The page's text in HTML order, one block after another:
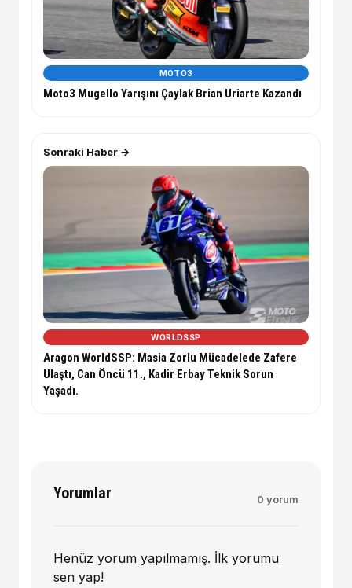
MOTO3
Moto3 Mugello Yarışını Çaylak Brian Uriarte Kazandı
Sonraki Haber →
WORLDSSP
Aragon WorldSSP: Masia Zorlu Mücadelede Zafere
Ulaştı, Can Öncü 11., Kadir Erbay Teknik Sorun
Yaşadı.
Yorumlar 0 yorum
Henüz yorum yapılmamış. İlk yorumu
sen yap!